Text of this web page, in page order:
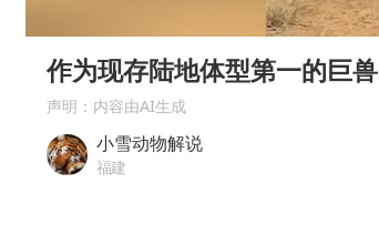
胡彦斌韩磊 谁帮
胡彦斌获《歌手
作为现存陆地体型第一的巨
声明：内容由AI生成
小雪动物解说
福建